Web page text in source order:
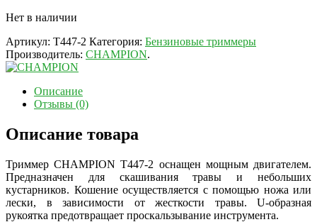
Нет в наличии
Артикул: T447-2 Категория: Бензиновые триммеры
Производитель: CHAMPION.
Описание
Отзывы (0)
Описание товара
Триммер CHAMPION T447-2 оснащен мощным двигателем.
Предназначен для скашивания травы и небольших
кустарников. Кошение осуществляется с помощью ножа или
лески, в зависимости от жесткости травы. U-образная
рукоятка предотвращает проскальзывание инструмента.